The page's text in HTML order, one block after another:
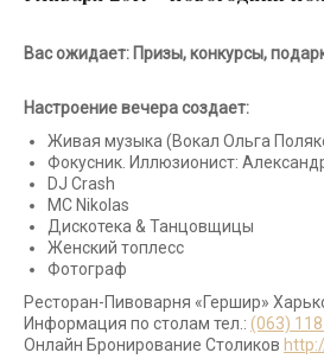
Вас ожидает: Призы, конкурсы,
Настроение вечера создает:
Живая музыка (Вокал Ольга
Фокусник. Иллюзионист:
DJ Crash
МС Nikolas
Дискотека & Танцовщицы
Женский топлесс
Фотограф
Ресторан-Пивоварня «Гершир»
Информация по столам тел.: (063)
Онлайн Бронирование Столиков